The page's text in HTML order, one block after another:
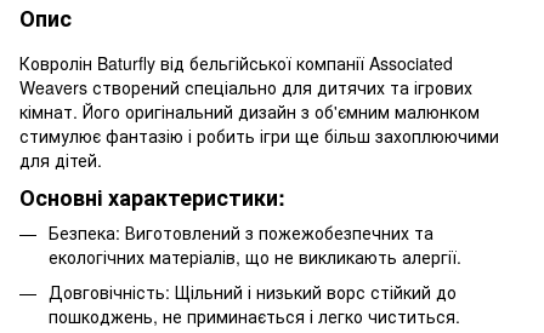
Опис
Ковролін Baturfly від бельгійської компанії Associated
Weavers створений спеціально для дитячих та ігрових
кімнат. Його оригінальний дизайн з об'ємним малюнком
стимулює фантазію і робить ігри ще більш захоплюючими
для дітей.
Основні характеристики:
Безпека: Виготовлений з пожежобезпечних та
екологічних матеріалів, що не викликають алергії.
Довговічність: Щільний і низький ворс стійкий до
пошкоджень, не приминається і легко чиститься.